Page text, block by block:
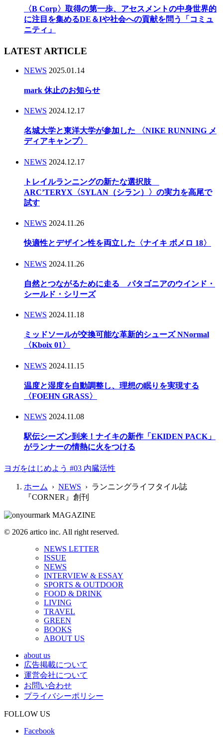
〈B Corp〉取得の第一歩、アセスメントの中身世界的
に注目を集めるDE＆Iや社会への貢献を問う「コミュ
ニティ」
LATEST ARTICLE
NEWS 2025.01.14
mark 休止のお知らせ
NEWS 2024.12.17
名城大学と東洋大学が参加した 〈NIKE RUNNING メ
ディアキャンプ〉
NEWS 2024.12.17
トレイルランニングの新たな選択肢
ARC’TERYX〈SYLAN（シラン）〉の実力を高尾で
試す
NEWS 2024.11.26
快適性とデザイン性を両立した〈ナイキ ボメロ 18〉
NEWS 2024.11.26
自然とつながるために走る パタゴニアのウインド・
シールド・シリーズ
NEWS 2024.11.18
ミッドソールが交換可能な革新的シューズ NNormal
〈Kboix 01〉
NEWS 2024.11.15
温度と湿度を自動調整し、理想の眠りを実現する
〈FOEHN GRASS〉
NEWS 2024.11.08
駅伝シーズン到来！ナイキの新作「EKIDEN PACK」
がランナーの情熱に火をつける
ヨガをはじめよう #03 内臓活性
ホーム › NEWS › ランニングライフタイル誌
『CORNER』創刊
© 2026 artico inc. All right reserved.
NEWS LETTER
ISSUE
NEWS
INTERVIEW & ESSAY
SPORTS & OUTDOOR
FOOD & DRINK
LIVING
TRAVEL
GREEN
BOOKS
ABOUT US
about us
広告掲載について
運営会社について
お問い合わせ
プライバシーポリシー
FOLLOW US
Facebook